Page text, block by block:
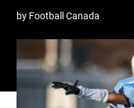
by Football Canada